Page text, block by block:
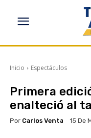
Inicio Espectáculos
Primera
enalteció al
Por Carlos Venta 15 De